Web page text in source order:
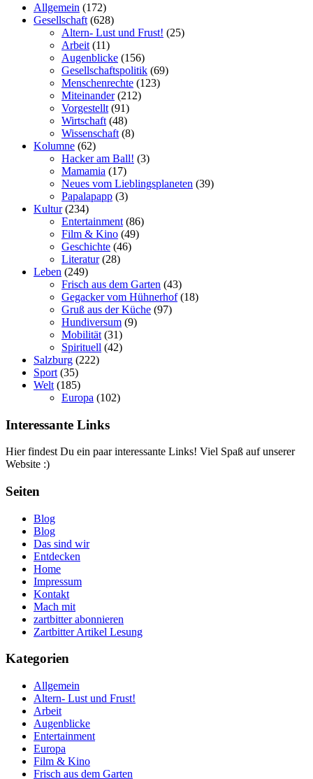
Allgemein (172)
Gesellschaft (628)
Altern- Lust und Frust! (25)
Arbeit (11)
Augenblicke (156)
Gesellschaftspolitik (69)
Menschenrechte (123)
Miteinander(212)
Vorgestellt (91)
Wirtschaft (48)
Wissenschaft (8)
Kolumne (62)
Hacker am Ball! (3)
Mamamia (17)
Neues vom Lieblingsplaneten (39)
Papalapapp (3)
Kultur(234)
Entertainment (86)
Film & Kino (49)
Geschichte (46)
Literatur(28)
Leben (249)
Frisch aus dem Garten (43)
Gegacker vom Hühnerhof(18)
Gruß aus der Küche (97)
Hundiversum (9)
Mobilität (31)
Spirituell (42)
Salzburg (222)
Sport (35)
Welt (185)
Europa (102)
Interessante Links
Hier findest Du ein paar interessante Links! Viel Spaß auf unserer
Website :)
Seiten
Blog
Blog
Das sind wir
Entdecken
Home
Impressum
Kontakt
Mach mit
zartbitter abonnieren
Zartbitter Artikel Lesung
Kategorien
Allgemein
Altern- Lust und Frust!
Arbeit
Augenblicke
Entertainment
Europa
Film & Kino
Frisch aus dem Garten